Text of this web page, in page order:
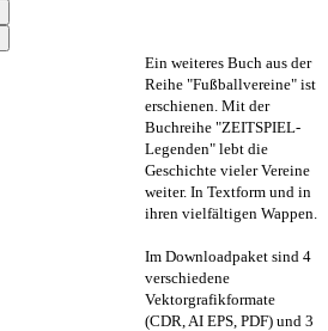
Ein weiteres Buch aus der
Reihe "Fußballvereine" ist
erschienen. Mit der
Buchreihe "ZEITSPIEL-
Legenden" lebt die
Geschichte vieler Vereine
weiter. In Textform und in
ihren vielfältigen Wappen.
Im Downloadpaket sind 4
verschiedene
Vektorgrafikformate
(CDR, AI EPS, PDF) und 3